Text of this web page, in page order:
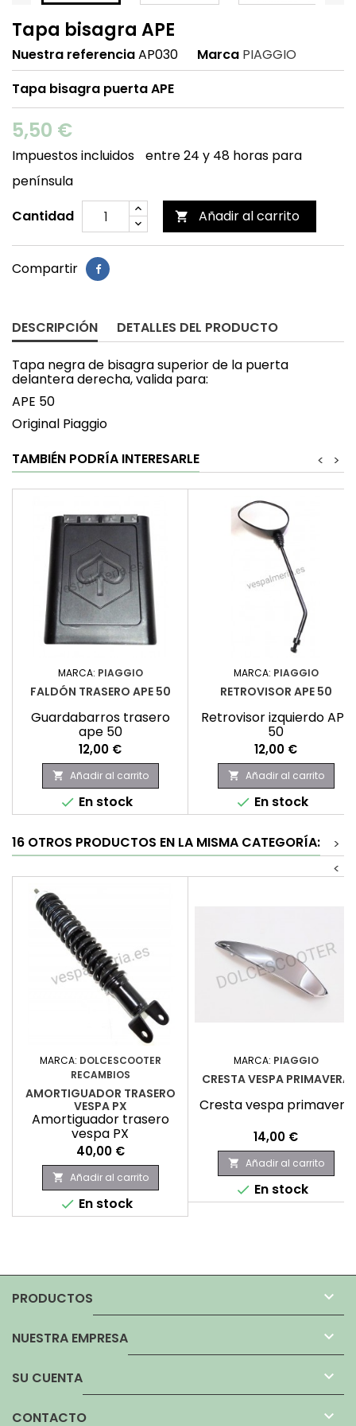
Tapa bisagra APE
Nuestra referenciaAP030 Marca PIAGGIO
Tapa bisagra puerta APE
5,50 €
Impuestos incluidos
entre 24 y 48 horas para
península
Cantidad
 Añadir al carrito
Compartir
DESCRIPCIÓN DETALLES DEL PRODUCTO
Tapa negra de bisagra superior de la puerta
delantera derecha, valida para:
APE 50
Original Piaggio
TAMBIÉN PODRÍA INTERESARLE
>
<
MARCA: PIAGGIO
FALDÓN TRASERO APE 50
Guardabarros trasero
ape 50
Precio
12,00 €
 Añadir al carrito
 En stock
MARCA: PIAGGIO
RETROVISOR APE 50
Retrovisor izquierdo APE
50
Precio
12,00 €
 Añadir al carrito
 En stock
16 OTROS PRODUCTOS EN LA MISMA CATEGORÍA:
>
<
MARCA: DOLCESCOOTER
RECAMBIOS
AMORTIGUADOR TRASERO
VESPA PX
Amortiguador trasero
vespa PX
Precio
40,00 €
 Añadir al carrito
 En stock
MARCA: PIAGGIO
CRESTA VESPA PRIMAVERA
Cresta vespa primavera
Precio
14,00 €
 Añadir al carrito
 En stock
PRODUCTOS 
NUESTRA EMPRESA 
SU CUENTA 
CONTACTO 